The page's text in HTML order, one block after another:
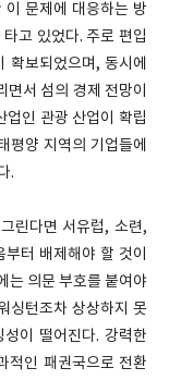
이 문제에 대응하는 방
고 있었다. 주로 편입
확보되었으며, 동시에
서 섬의 경제 전망이
업인 관광 산업이 확립
평양 지역의 기업들에
.
린다면 서유럽, 소련,
터 배제해야 할 것이
는 의문 부호를 붙여야
싱턴조차 상상하지 못
이 떨어진다. 강력한
적인 패권국으로 전환